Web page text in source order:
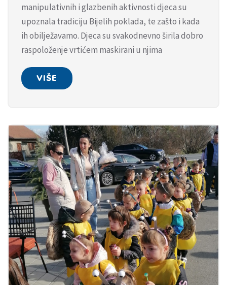
manipulativnih i glazbenih aktivnosti djeca su
upoznala tradiciju Bijelih poklada, te zašto i kada
ih obilježavamo. Djeca su svakodnevno širila dobro
raspoloženje vrtićem maskirani u njima
VIŠE